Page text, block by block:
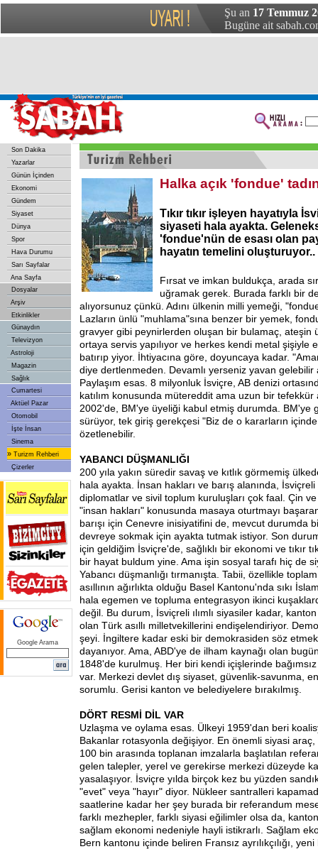
Şu an 17 Temmuz
Bugüne ait
Son Dakika
Yazarlar
Günün İçinden
Ekonomi
Gündem
Siyaset
Dünya
Spor
Hava Durumu
Sarı Sayfalar
Ana Sayfa
Dosyalar
Arşiv
Etkinlikler
Günaydın
Televizyon
Astroloji
Magazin
Sağlık
Cumartesi
Aktüel Pazar
Otomobil
İşte İnsan
Sinema
» Turizm Rehberi
Çizerler
Google Arama
Halka açık 'fondue'
Tıkır tıkır işleyen hayatıyla
siyaseti hala ayakta.
'fondue'nün de esası olan
hayatın temelini oluşturuyor..
Fırsat ve imkan buldukça, arada
uğramak gerek. Burada farklı bir
alıyorsunuz çünkü. Adını ülkenin milli yemeği,
Lazların ünlü "muhlama"sına benzer bir yemek,
gravyer gibi peynirlerden oluşan bir bulamaç, ateşin
ortaya servis yapılıyor ve herkes kendi metal şişiyle
batırıp yiyor. İhtiyacına göre, doyuncaya kadar.
diye dertlenmeden. Devamlı yerseniz yavan
Paylaşım esas. 8 milyonluk İsviçre, AB denizi
katılım konusunda mütereddit ama uzun bir tefekkür
2002'de, BM'ye üyeliği kabul etmiş durumda. BM'ye
sürüyor, tek giriş gerekçesi "Biz de o kararların içinde
özetlenebilir.
YABANCI DÜŞMANLIĞI
200 yıla yakın süredir savaş ve kıtlık görmemiş
hala ayakta. İnsan hakları ve barış alanında,
diplomatlar ve sivil toplum kuruluşları çok faal. Çin
"insan hakları" konusunda masaya oturtmayı
barışı için Cenevre inisiyatifini de, mevcut durumda
devreye sokmak için ayakta tutmak istiyor. Son
için geldiğim İsviçre'de, sağlıklı bir ekonomi ve tıkır
bir hayat buldum yine. Ama işin sosyal tarafı hiç de
Yabancı düşmanlığı tırmanışta. Tabii, özellikle
asıllının ağırlıkta olduğu Basel Kantonu'nda sıkı
hala egemen ve topluma entegrasyon ikinci
değil. Bu durum, İsviçreli ılımlı siyasiler kadar,
olan Türk asıllı milletvekillerini endişelendiriyor.
şeyi. İngiltere kadar eski bir demokrasiden söz
dayanıyor. Ama, ABD'ye de ilham kaynağı olan
1848'de kurulmuş. Her biri kendi içişlerinde
var. Merkezi devlet dış siyaset, güvenlik-savunma,
sorumlu. Gerisi kanton ve belediyelere bırakılmış.
DÖRT RESMİ DİL VAR
Uzlaşma ve oylama esas. Ülkeyi 1959'dan beri
Bakanlar rotasyonla değişiyor. En önemli siyasi
100 bin arasında toplanan imzalarla başlatılan
gelen talepler, yerel ve gerekirse merkezi düzeyde
yasalaşıyor. İsviçre yılda birçok kez bu yüzden
"evet" veya "hayır" diyor. Nükleer santralleri
saatlerine kadar her şey burada bir referandum
farklı mezhepler, farklı siyasi eğilimler olsa da,
sağlam ekonomi nedeniyle hayli istikrarlı. Sağlam
Bern kantonu içinde beliren Fransız ayrılıkçılığı,